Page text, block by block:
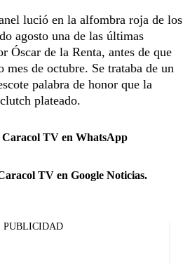
lució en la alfombra roja de los
agosto una de las últimas
Óscar de la Renta, antes de que
mes de octubre. Se trataba de un
palabra de honor que la
plateado.
Caracol TV en WhatsApp
TV en Google Noticias.
PUBLICIDAD